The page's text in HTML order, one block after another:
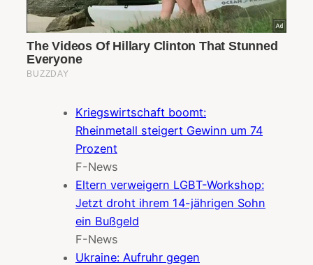
Kriegswirtschaft boomt:
Rheinmetall steigert Gewinn um 74
Prozent
F-News
Eltern verweigern LGBT-Workshop:
Jetzt droht ihrem 14-jährigen Sohn
ein Bußgeld
F-News
Ukraine: Aufruhr gegen